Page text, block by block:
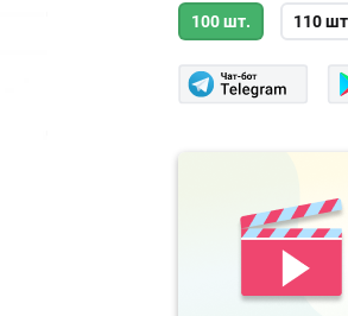
100 шт. 110